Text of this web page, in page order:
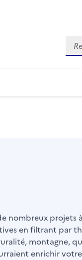
nombreux projets
en filtrant par
montagne,
enrichir